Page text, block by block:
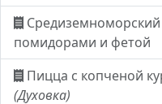
Средиземноморский
помидорами и фетой
Пицца с копченой
(Духовка)